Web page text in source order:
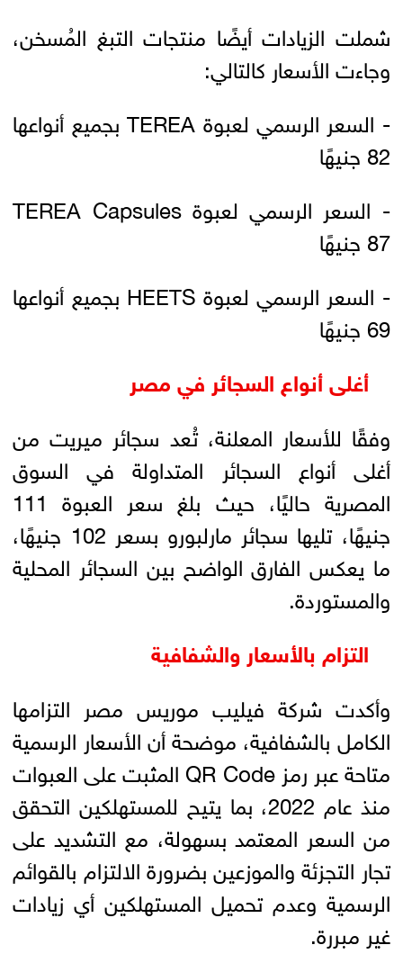
شملت الزيادات أيضًا منتجات التبغ المُسخن،
وجاءت الأسعار كالتالي:
- السعر الرسمي لعبوة TEREA بجميع أنواعها
82 جنيهًا
- السعر الرسمي لعبوة TEREA Capsules
87 جنيهًا
- السعر الرسمي لعبوة HEETS بجميع أنواعها
69 جنيهًا
أغلى أنواع السجائر في مصر
وفقًا للأسعار المعلنة، تُعد سجائر ميريت من
أغلى أنواع السجائر المتداولة في السوق
المصرية حاليًا، حيث بلغ سعر العبوة 111
جنيهًا، تليها سجائر مارلبورو بسعر 102 جنيهًا،
ما يعكس الفارق الواضح بين السجائر المحلية
والمستوردة.
التزام بالأسعار والشفافية
وأكدت شركة فيليب موريس مصر التزامها
الكامل بالشفافية، موضحة أن الأسعار الرسمية
متاحة عبر رمز QR Code المثبت على العبوات
منذ عام 2022، بما يتيح للمستهلكين التحقق
من السعر المعتمد بسهولة، مع التشديد على
تجار التجزئة والموزعين بضرورة الالتزام بالقوائم
الرسمية وعدم تحميل المستهلكين أي زيادات
غير مبررة.